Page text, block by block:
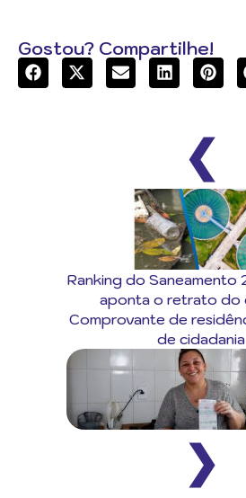
Gostou? Compartilhe!
❮
Ranking do Saneamento
aponta o retrato do
Comprovante de
de cidadania
❯